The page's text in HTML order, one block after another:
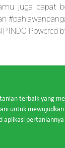
juga dapat
Powered
terbaik yang
untuk
aplikasi pertaniannya